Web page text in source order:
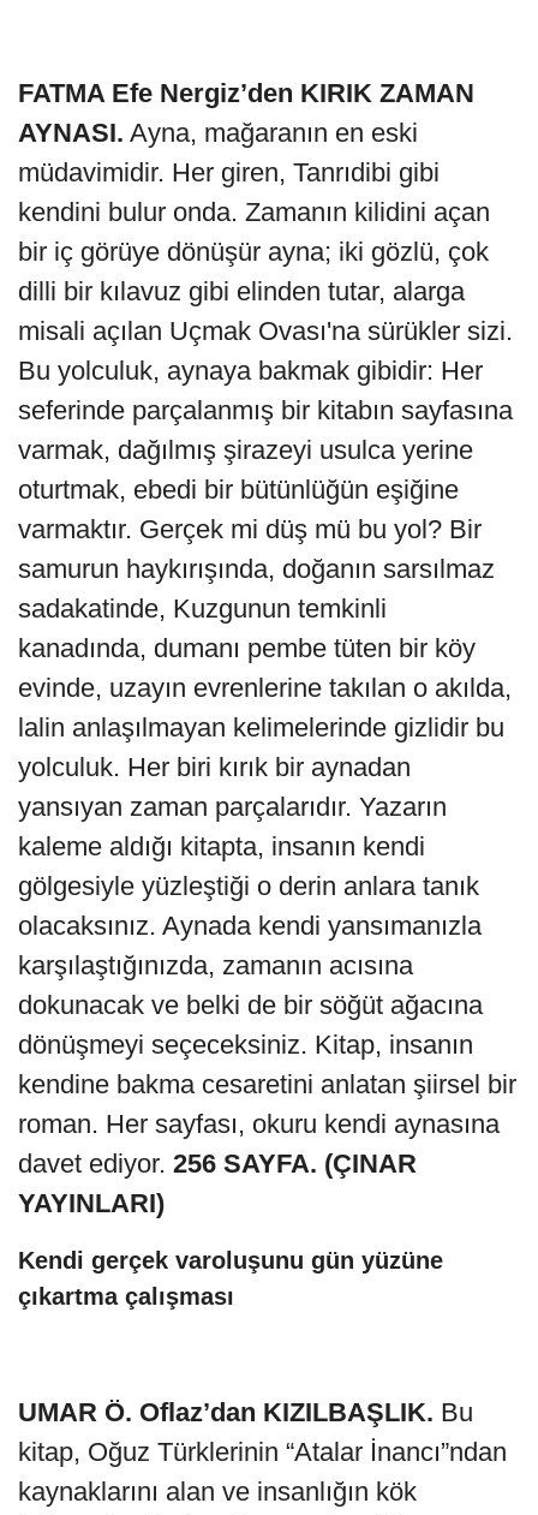
FATMA Efe Nergiz’den KIRIK ZAMAN
AYNASI. Ayna, mağaranın en eski
müdavimidir. Her giren, Tanrıdibi gibi
kendini bulur onda. Zamanın kilidini açan
bir iç görüye dönüşür ayna; iki gözlü, çok
dilli bir kılavuz gibi elinden tutar, alarga
misali açılan Uçmak Ovası'na sürükler sizi.
Bu yolculuk, aynaya bakmak gibidir: Her
seferinde parçalanmış bir kitabın sayfasına
varmak, dağılmış şirazeyi usulca yerine
oturtmak, ebedi bir bütünlüğün eşiğine
varmaktır. Gerçek mi düş mü bu yol? Bir
samurun haykırışında, doğanın sarsılmaz
sadakatinde, Kuzgunun temkinli
kanadında, dumanı pembe tüten bir köy
evinde, uzayın evrenlerine takılan o akılda,
lalin anlaşılmayan kelimelerinde gizlidir bu
yolculuk. Her biri kırık bir aynadan
yansıyan zaman parçalarıdır. Yazarın
kaleme aldığı kitapta, insanın kendi
gölgesiyle yüzleştiği o derin anlara tanık
olacaksınız. Aynada kendi yansımanızla
karşılaştığınızda, zamanın acısına
dokunacak ve belki de bir söğüt ağacına
dönüşmeyi seçeceksiniz. Kitap, insanın
kendine bakma cesaretini anlatan şiirsel bir
roman. Her sayfası, okuru kendi aynasına
davet ediyor. 256 SAYFA. (ÇINAR
YAYINLARI)
Kendi gerçek varoluşunu gün yüzüne
çıkartma çalışması
UMAR Ö. Oflaz’dan KIZILBAŞLIK. Bu
kitap, Oğuz Türklerinin “Atalar İnancı”ndan
kaynaklarını alan ve insanlığın kök